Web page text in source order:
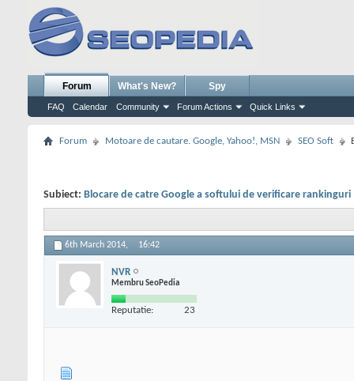
Forum
FAQ Calendar Community Forum Actions Quick Links
What's New? Spy
Forum Motoare de cautare. Google, Yahoo!, MSN SEO Soft
Subiect: Blocare de catre Google a softului de verificare rankinguri
6th March 2014, 16:42
NVR
Membru SeoPedia
Reputatie: 23